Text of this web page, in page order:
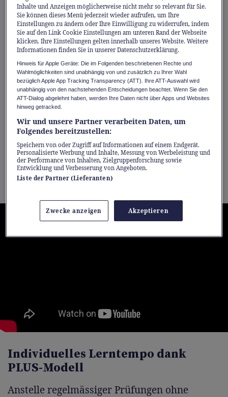
herauszufinden, was zu mir passt.»
Während der dreijährigen Ausbildung
absolvieren die Lernenden sieben Wochen
Praktikum – verteilt auf mehrere Einsätze.
Dabei übernehmen sie konkrete Aufgaben,
sammeln eigenständig Erfahrungen und
reflektieren diese im Unterricht. Der
Praxisbezug ist Teil des pädagogischen
Konzepts: Gelerntes wird nicht nur
vermittelt, sondern angewendet, hinterfragt
und in einen grösseren Zusammenhang
gestellt.
Individuelles Lerntempo dank
PLUS-Modell
Anstelle regelmässiger Prüfungen ohne
Inhalte und Anzeigen möglicherweise nicht mehr so relevant für Sie.
Sie können dieses Menü jederzeit wieder aufrufen, um Ihre
Einstellungen zu ändern oder Ihre Einwilligung zu widerrufen, indem
Sie auf den Link Cookie Einstellungen am unteren Rand der Webseite
klicken. Ihre Einstellungen gelten innerhalb unseres Website. Weitere
Informationen finden Sie in unserer Datenschutzerklärung.
Hinweis für Apple Geräte: Die im Folgenden beschriebenen Rechte und
Wahlmöglichkeiten sind unabhängig von und zusätzlich zu Ihrer Wahl
bezüglich Apple App Tracking Transparency (ATT). Ihre ATT-Auswahl wird
unabhängig von den nachstehenden Entscheidungen beachtet. Wenn Sie den
ATT-Dialog abgelehnt haben, werden Ihre Daten nicht über Apps und Websites
hinweg getracked.
Wir und unsere Partner verarbeiten Daten, um
Folgendes bereitzustellen:
Speichern von oder Zugriff auf Informationen auf einem Endgerät.
Personalisierte Werbung und Inhalte, Messung von Werbeleistung und
der Performance von Inhalten, Zielgruppenforschung sowie
Entwicklung und Verbesserung von Angeboten.
Liste der Partner (Lieferanten)
Zwecke anzeigen Akzeptieren